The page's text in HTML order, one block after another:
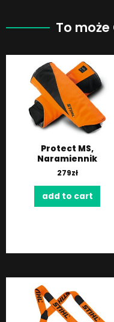
To
Protect MS,
Naramiennik
279zł
add to cart